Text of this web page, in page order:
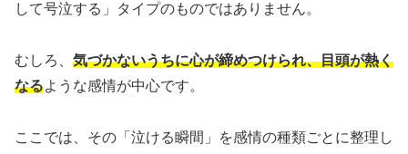
して号泣する」タイプのものではありません。
むしろ、 気づかないうちに心が締めつけられ、目頭が熱く
なるような感情が中心です。
ここでは、その「泣ける瞬間」を感情の種類ごとに整理し